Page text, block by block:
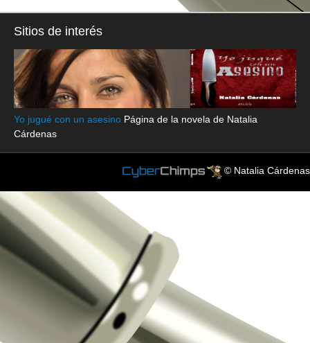
Sitios de interés
Yo jugué con un asesino Página de la novela de Natalia
Cárdenas
© Natalia Cárdenas